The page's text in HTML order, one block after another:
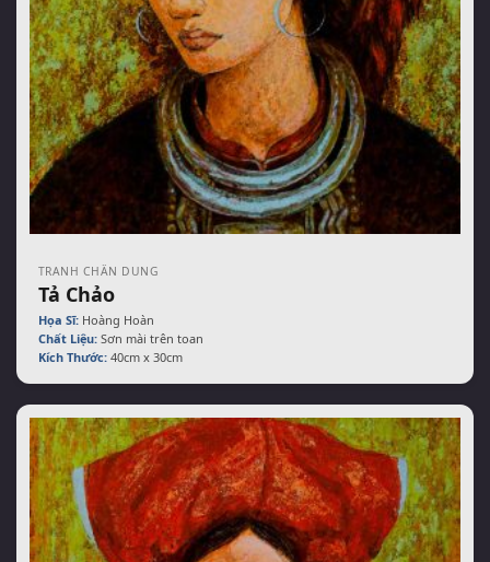
TRANH CHÂN DUNG
Tả Chảo
Họa Sĩ:Hoàng Hoàn
Chất Liệu:Sơn mài trên toan
Kích Thước:40cm x 30cm